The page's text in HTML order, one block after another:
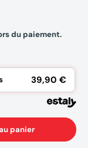
du paiement.
39,90 €
panier